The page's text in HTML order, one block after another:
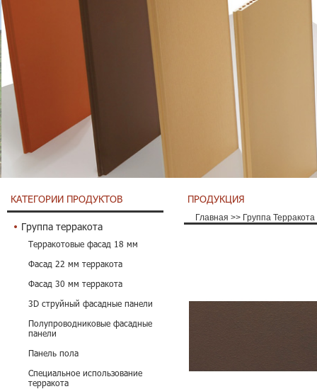
КАТЕГОРИИ ПРОДУКТОВ
Группа терракота
Терракотовые фасад 18 мм
Фасад 22 мм терракота
Фасад 30 мм терракота
3D струйный фасадные панели
Полупроводниковые фасадные
панели
Панель пола
Специальное использование
терракота
ПРОДУКЦИЯ
Главная >> Группа Терракота